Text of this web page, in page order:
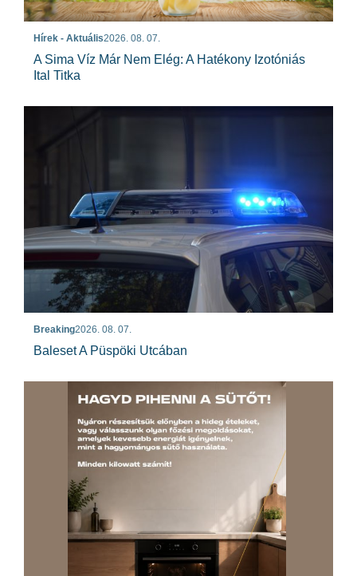
Hírek - Aktuális2026. 08. 07.
A Sima Víz Már Nem Elég: A Hatékony Izotóniás
Ital Titka
Breaking2026. 08. 07.
Baleset A Püspöki Utcában